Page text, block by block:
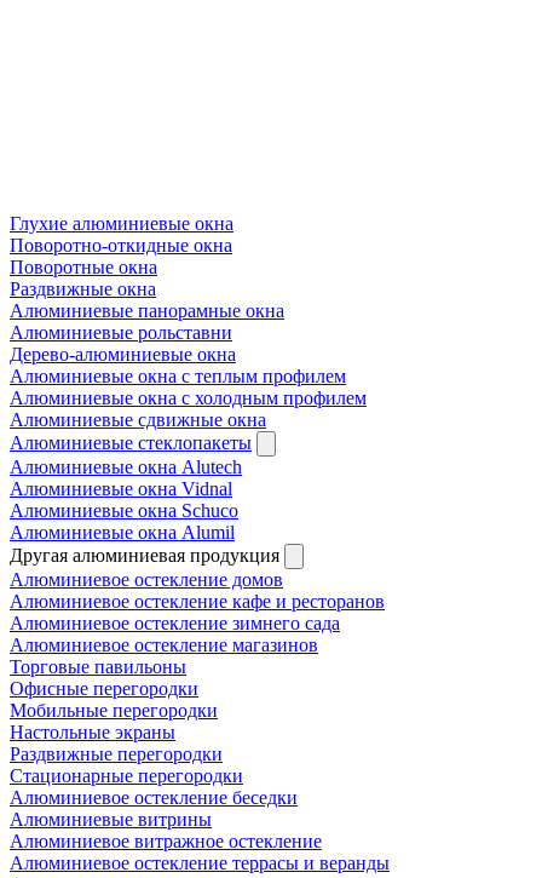
Глухие алюминиевые окна
Поворотно-откидные окна
Поворотные окна
Раздвижные окна
Алюминиевые панорамные окна
Алюминиевые рольставни
Дерево-алюминиевые окна
Алюминиевые окна с теплым профилем
Алюминиевые окна с холодным профилем
Алюминиевые сдвижные окна
Алюминиевые стеклопакеты
Алюминиевые окна Alutech
Алюминиевые окна Vidnal
Алюминиевые окна Schuco
Алюминиевые окна Alumil
Другая алюминиевая продукция
Алюминиевое остекление домов
Алюминиевое остекление кафе и ресторанов
Алюминиевое остекление зимнего сада
Алюминиевое остекление магазинов
Торговые павильоны
Офисные перегородки
Мобильные перегородки
Настольные экраны
Раздвижные перегородки
Стационарные перегородки
Алюминиевое остекление беседки
Алюминиевые витрины
Алюминиевое витражное остекление
Алюминиевое остекление террасы и веранды